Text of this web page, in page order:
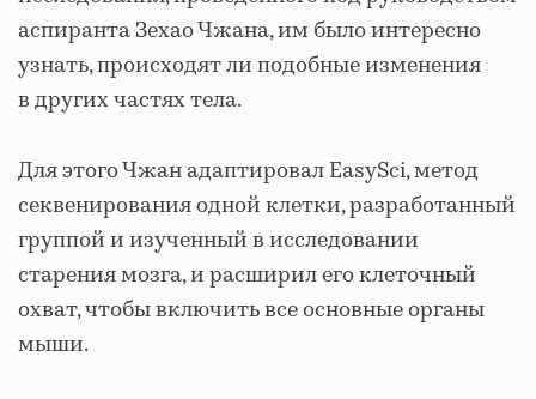
аспиранта Зехао Чжана, им было интересно
узнать, происходят ли подобные изменения
в других частях тела.
Для этого Чжан адаптировал EasySci, метод
секвенирования одной клетки, разработанный
группой и изученный в исследовании
старения мозга, и расширил его клеточный
охват, чтобы включить все основные органы
мыши.